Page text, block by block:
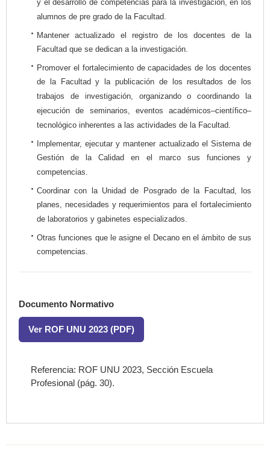
y el desarrollo de competencias para la investigación, en los
alumnos de pre grado de la Facultad.
Mantener actualizado el registro de los docentes de la
Facultad que se dedican a la investigación.
Promover el fortalecimiento de capacidades de los docentes
de la Facultad y la publicación de los resultados de los
trabajos de investigación, organizando o coordinando la
ejecución de seminarios, eventos académicos–científico–
tecnológico inherentes a las actividades de la Facultad.
Implementar, ejecutar y mantener actualizado el Sistema de
Gestión de la Calidad en el marco sus funciones y
competencias.
Coordinar con la Unidad de Posgrado de la Facultad, los
planes, necesidades y requerimientos para el fortalecimiento
de laboratorios y gabinetes especializados.
Otras funciones que le asigne el Decano en el ámbito de sus
competencias.
Documento Normativo
Ver ROF UNU 2023 (PDF)
Referencia: ROF UNU 2023, Sección Escuela
Profesional (pág. 30).